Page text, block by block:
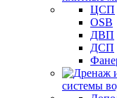
ЦСП
OSB
ДВП
ДСП
системы